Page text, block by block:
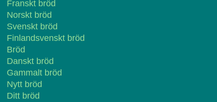
Franskt bröd
Norskt bröd
Svenskt bröd
Finlandsvenskt bröd
Bröd
Danskt bröd
Gammalt bröd
Nytt bröd
Ditt bröd